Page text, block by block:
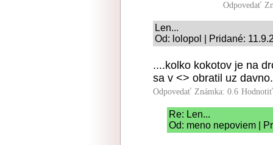
Odpovedať
Len...
Od: lolopol | Pridané:
....kolko kokotov je na
sa v <> obratil uz davno.
Odpovedať Známka: 0.6
Re: Len...
Od: meno nepoviem |